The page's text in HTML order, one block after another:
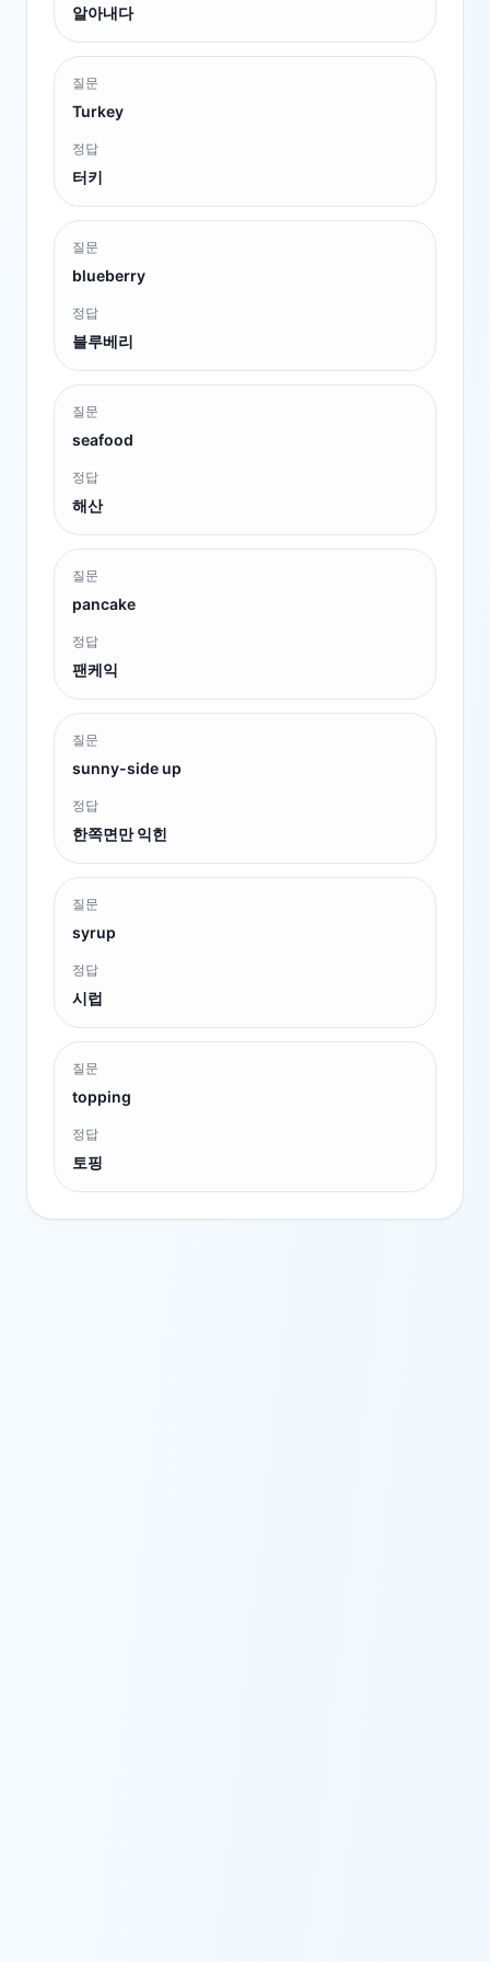
알아내다
질문
Turkey
정답
터키
질문
blueberry
정답
블루베리
질문
seafood
정답
해산
질문
pancake
정답
팬케익
질문
sunny-side up
정답
한쪽면만 익힌
질문
syrup
정답
시럽
질문
topping
정답
토핑